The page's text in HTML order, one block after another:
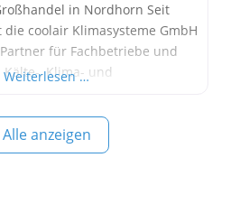
in Nordhorn Seit
die coolair Klimasysteme GmbH
für Fachbetriebe und
, Klima- und
nicht nur hochwertige
auch technische Beratung,
Support für die Umsetzung
Weiterlesen …
Alle anzeigen